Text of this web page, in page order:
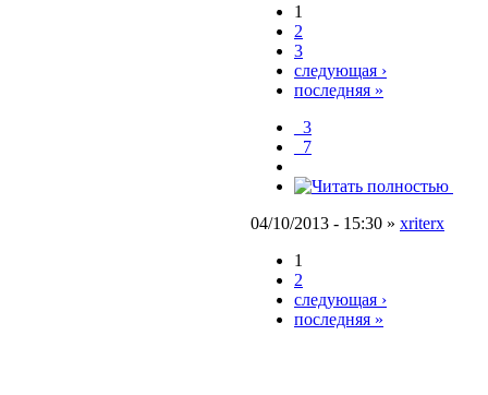
1
2
3
следующая ›
последняя »
_3
_7
04/10/2013 - 15:30 » xriterx
1
2
следующая ›
последняя »